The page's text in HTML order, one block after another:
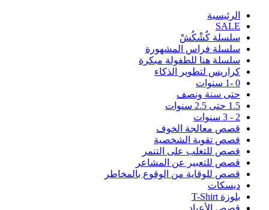
اﻟﺮﺋﻴﺴﻴﺔ
SALE
سلسلة كُشْكُشْ
سلسلة فراس المشهورة
سلسلة هنا للطفولة مبكرة
كراريس لتطوير الذكاء
0 -1 سنوات
حتى سنة ونصف
1.5 حتى 2.5 سنوات
2 - 3 سنوات
قصص معالجة الخوف
قصص تقوية الشخصية
قصص للتغلب على التنمر
قصص للتعبير عن المشاعر
قصص للوقاية من الوقوع بالمخاطر
ديسكات
بلوزة T-Shirt
قصص الأعياد